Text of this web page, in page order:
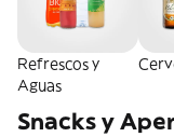
Refrescos y
Aguas
Snacks y